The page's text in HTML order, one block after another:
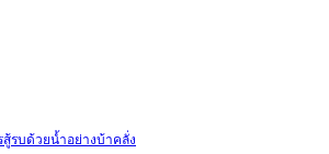
รบด้วยน้ำอย่างบ้าคลั่ง